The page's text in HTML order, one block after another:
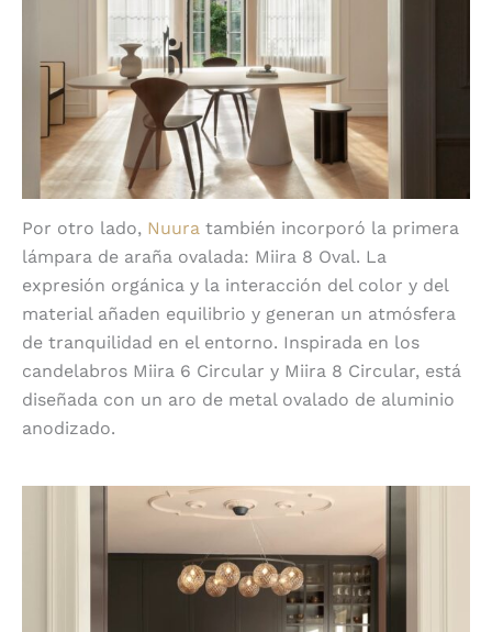
Por otro lado, Nuura también incorporó la primera
lámpara de araña ovalada: Miira 8 Oval. La
expresión orgánica y la interacción del color y del
material añaden equilibrio y generan un atmósfera
de tranquilidad en el entorno. Inspirada en los
candelabros Miira 6 Circular y Miira 8 Circular, está
diseñada con un aro de metal ovalado de aluminio
anodizado.